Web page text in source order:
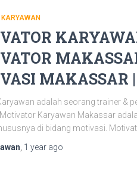
MAKASSAR
adalah seorang trainer &
Karyawan Makassar
di bidang motivasi.
1 yearago